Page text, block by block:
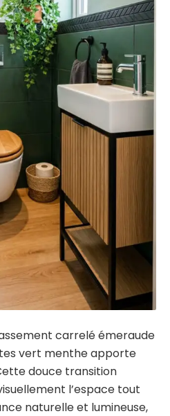
carrelé émeraude
vert menthe apporte
douce transition
l’espace tout
naturelle et lumineuse,